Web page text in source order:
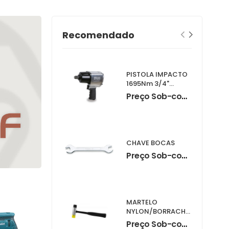
Recomendado
PISTOLA IMPACTO
1695Nm 3/4"
1928DA
Preço Sob-consulta
CHAVE BOCAS
Preço Sob-consulta
MARTELO
NYLON/BORRACHA
840grs M07016 Preço Sob-consulta